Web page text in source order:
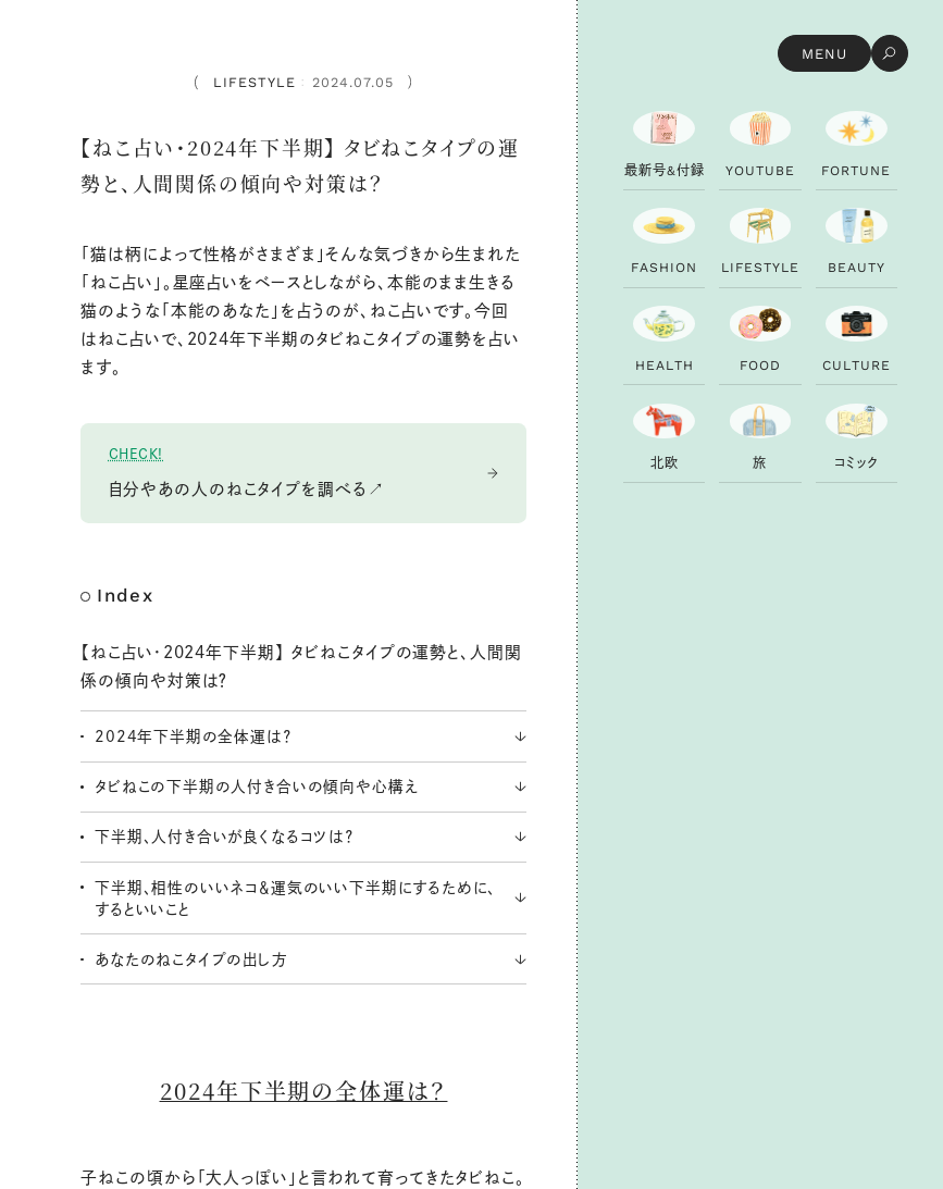
MENU
LIFESTYLE
： 2024.07.05
【ねこ占い・2024年下半期】 タビねこタイプの運
勢と、人間関係の傾向や対策は？
「猫は柄によって性格がさまざま」そんな気づきから生まれた
「ねこ占い」。星座占いをベースとしながら、本能のまま生きる
猫のような「本能のあなた」を占うのが、ねこ占いです。今回
はねこ占いで、2024年下半期のタビねこタイプの運勢を占い
ます。
CHECK!
自分やあの人のねこタイプを調べる↗️
Index
【ねこ占い・2024年下半期】 タビねこタイプの運勢と、人間関
係の傾向や対策は？
2024年下半期の全体運は？
タビねこの下半期の人付き合いの傾向や心構え
下半期、人付き合いが良くなるコツは？
下半期、相性のいいネコ＆運気のいい下半期にするために、
するといいこと
あなたのねこタイプの出し方
2024年下半期の全体運は？
子ねこの頃から「大人っぽい」と言われて育ってきたタビねこ。
最新号&付録 YOUTU B E FORTU N E
FAS H ION LI FESTYLE B EAUTY
H EALTH FOOD CU LTU RE
北欧 旅 コ ミ ック